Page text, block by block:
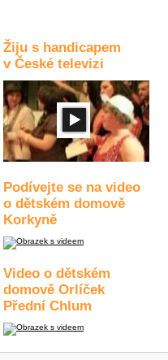
Žiju s handicapem
v České televizi
Podívejte se na video
o dětském domově
Korkyně
Video o dětském
domově Orlíček
Přední Chlum